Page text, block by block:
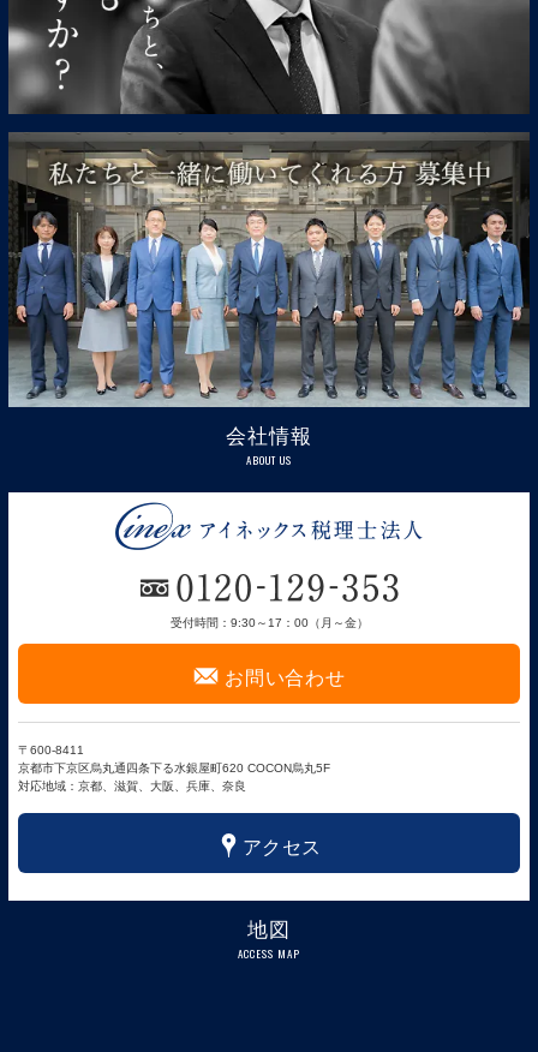
会社情報
ABOUT US
受付時間：9:30～17：00（月～金）
F お問い合わせ
〒600-8411
京都市下京区烏丸通四条下る水銀屋町620 COCON烏丸5F
対応地域：京都、滋賀、大阪、兵庫、奈良
x アクセス
地図
ACCESS MAP